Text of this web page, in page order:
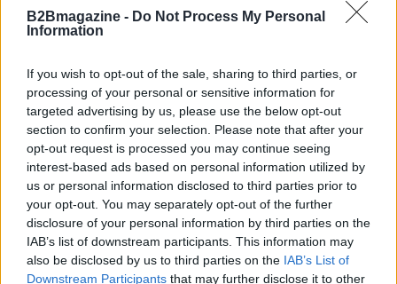
B2Bmagazine - Do Not Process My Personal
Information
If you wish to opt-out of the sale, sharing to third parties, or
processing of your personal or sensitive information for
targeted advertising by us, please use the below opt-out
section to confirm your selection. Please note that after your
opt-out request is processed you may continue seeing
interest-based ads based on personal information utilized by
us or personal information disclosed to third parties prior to
your opt-out. You may separately opt-out of the further
disclosure of your personal information by third parties on the
IAB’s list of downstream participants. This information may
also be disclosed by us to third parties on the IAB’s List of
Downstream Participants that may further disclose it to other
Domande da porsi prima dell’acquisto
Tra le domande pratiche: serve l’IBAN? Quanto
costano le ricariche in contanti? Quali sono i limiti
mensili di prelievo? L’app fornisce report e
possibilità di bloccare la carta in tempo reale? Le
risposte a queste domande orientano verso la
scelta migliore.
Conclusione
Lecarte prepagate senza conto corrente